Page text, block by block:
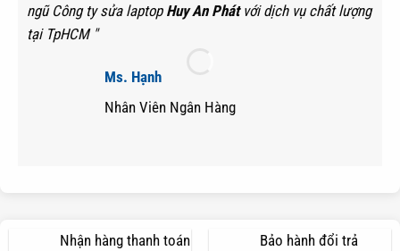
ngũ Công ty sửa laptop Huy An Phátvới dịch vụ chất lượng
tại TpHCM "
Ms. Hạnh
Nhân Viên Ngân Hàng
Nhận hàng thanh toán
Bảo hành đổi trả